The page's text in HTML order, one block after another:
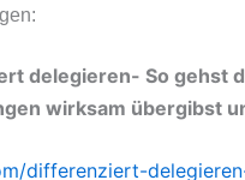
delegieren- So gehst
wirksam übergibst
differenziert-